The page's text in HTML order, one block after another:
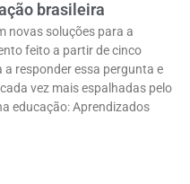
brasileira
novas soluções para a
feito a partir de cinco
a responder essa pergunta e
vez mais espalhadas pelo
educação: Aprendizados